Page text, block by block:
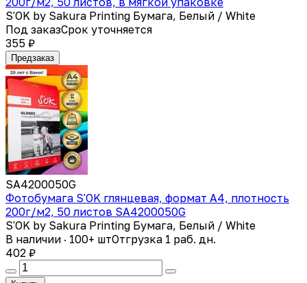
S'OK by Sakura Printing Бумага, Белый / White
Под заказСрок уточняется
355 ₽
Предзаказ
SA4200050G
Фотобумага S'OK глянцевая, формат А4, плотность
200г/м2, 50 листов SA4200050G
S'OK by Sakura Printing Бумага, Белый / White
В наличии · 100+ штОтгрузка 1 раб. дн.
402 ₽